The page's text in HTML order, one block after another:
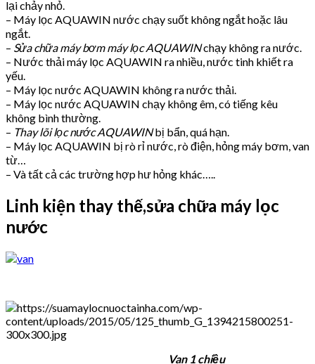
lại chảy nhỏ.
– Máy lọc AQUAWIN nước chạy suốt không ngắt hoặc lâu
ngắt.
– Sửa chữa máy bơm máy lọc AQUAWINchạy không ra nước.
– Nước thải máy lọc AQUAWIN ra nhiều, nước tinh khiết ra
yếu.
– Máy lọc nước AQUAWIN không ra nước thải.
– Máy lọc nước AQUAWIN chạy không êm, có tiếng kêu
không bình thường.
– Thay lõi lọc nước AQUAWINbị bẩn, quá hạn.
– Máy lọc AQUAWIN bị rò rỉ nước, rò điện, hỏng máy bơm, van
từ…
– Và tất cả các trường hợp hư hỏng khác…..
Linh kiện thay thế,sửa chữa máy lọc
nước
Van 1 chiều